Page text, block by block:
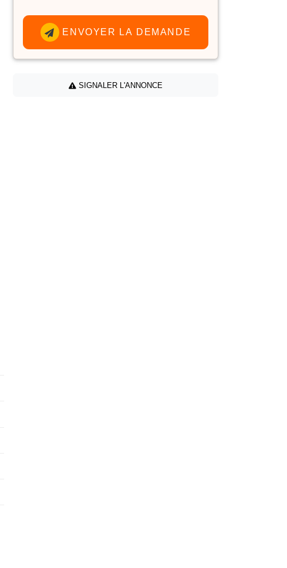
ENVOYER LA DEMANDE
SIGNALER L'ANNONCE